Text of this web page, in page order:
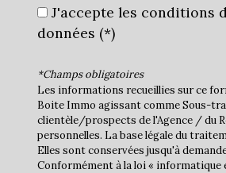
J'accepte les conditions
données (*)
*Champs obligatoires
Les informations recueillies sur ce
Boite Immo agissant comme Sous-
clientèle/prospects de l'Agence / du
personnelles. La base légale du
Elles sont conservées jusqu'à
Conformément à la loi « informatique